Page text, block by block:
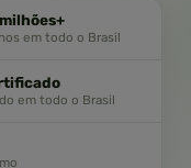
em todo o Brasil
em todo o Brasil